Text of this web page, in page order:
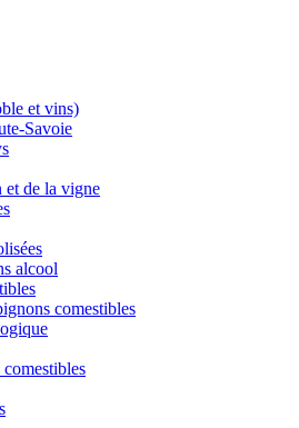
et vins)
Savoie
de la vigne
alcool
comestibles